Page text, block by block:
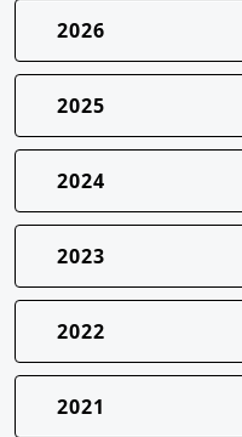
2026
2025
2024
2023
2022
2021